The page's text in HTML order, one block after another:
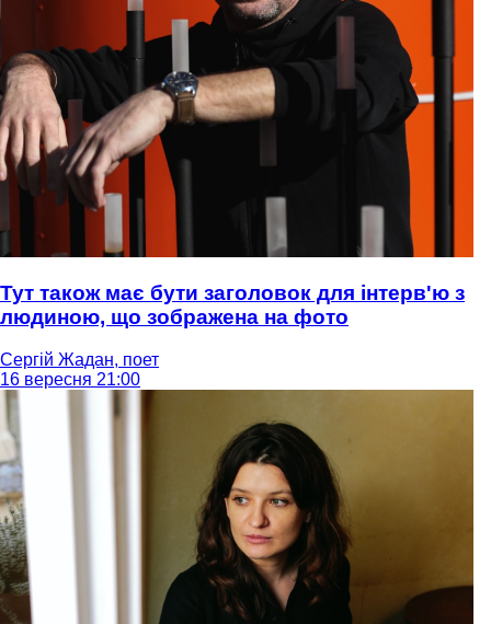
Тут також має бути заголовок для інтерв'ю з
людиною, що зображена на фото
Сергій Жадан, поет
16 вересня 21:00